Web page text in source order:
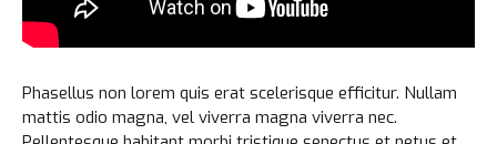
Phasellus non lorem quis erat scelerisque efficitur. Nullam
mattis odio magna, vel viverra magna viverra nec.